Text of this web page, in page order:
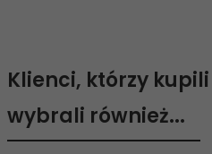
Klienci, którzy
wybrali również...